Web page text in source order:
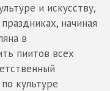
и искусству,
начиная
в
пиитов всех
культуре